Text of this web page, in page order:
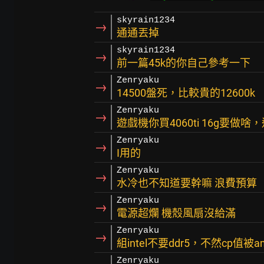
→ skyrain1234
通通丟掉
→ skyrain1234
前一篇45k的你自己參考一下
→ Zenryaku
14500盤死，比較貴的12600k
→ Zenryaku
遊戲機你買4060ti 16g要做啥
→ Zenryaku
I用的
→ Zenryaku
水冷也不知道要幹嘛 浪費預算
→ Zenryaku
電源超爛 機殼風扇沒給滿
→ Zenryaku
組intel不要ddr5，不然cp值被
Zenryaku